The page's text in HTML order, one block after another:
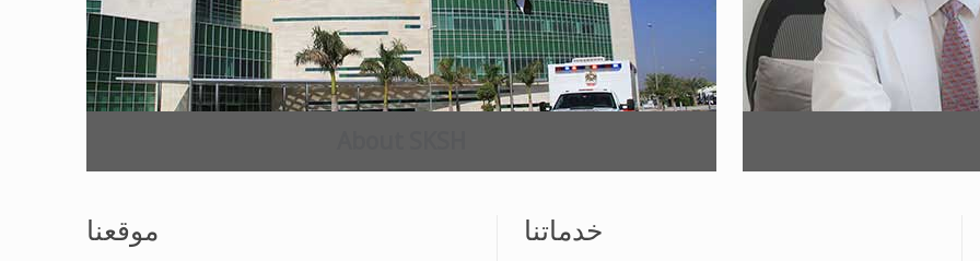
موقعنا خدماتنا